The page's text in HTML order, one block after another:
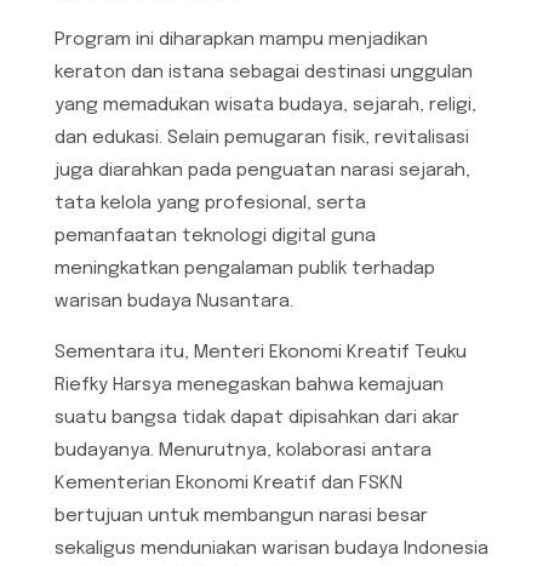
Program ini diharapkan mampu menjadikan
keraton dan istana sebagai destinasi unggulan
yang memadukan wisata budaya, sejarah, religi,
dan edukasi. Selain pemugaran fisik, revitalisasi
juga diarahkan pada penguatan narasi sejarah,
tata kelola yang profesional, serta
pemanfaatan teknologi digital guna
meningkatkan pengalaman publik terhadap
warisan budaya Nusantara.
Sementara itu, Menteri Ekonomi Kreatif Teuku
Riefky Harsya menegaskan bahwa kemajuan
suatu bangsa tidak dapat dipisahkan dari akar
budayanya. Menurutnya, kolaborasi antara
Kementerian Ekonomi Kreatif dan FSKN
bertujuan untuk membangun narasi besar
sekaligus menduniakan warisan budaya Indonesia